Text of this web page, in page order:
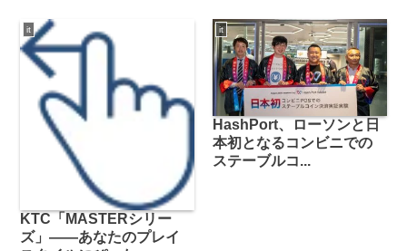
it
KTC「MASTERシリー
ズ」――あなたのプレイ
it
HashPort、ローソンと日
本初となるコンビニでの
ステーブルコ...